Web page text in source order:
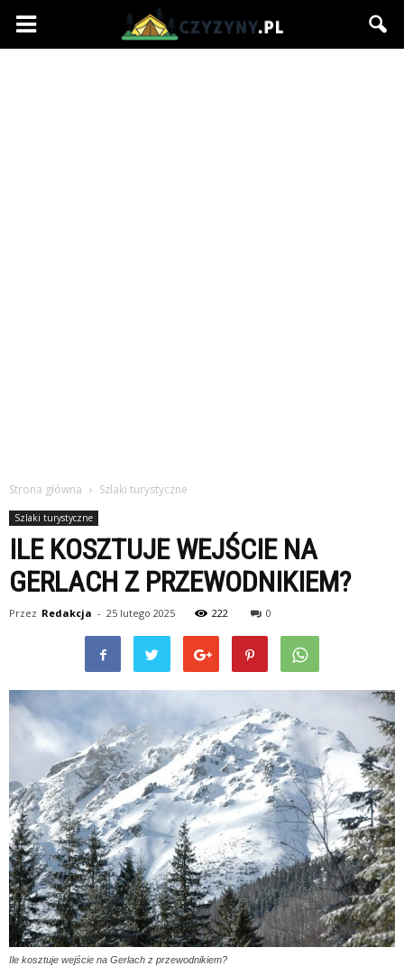
Czyzyny.pl
Strona główna Szlaki turystyczne
Szlaki turystyczne
ILE KOSZTUJE WEJŚCIE NA
GERLACH Z PRZEWODNIKIEM?
Przez Redakcja - 25 lutego 2025 222 0
Ile kosztuje wejście na Gerlach z przewodnikiem?